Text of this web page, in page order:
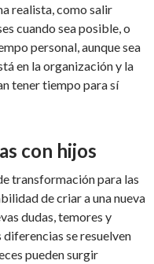
realista, como salir
cuando sea posible, o
personal, aunque sea
en la organización y la
tener tiempo para sí
con hijos
transformación para las
de criar a una nueva
dudas, temores y
diferencias se resuelven
pueden surgir